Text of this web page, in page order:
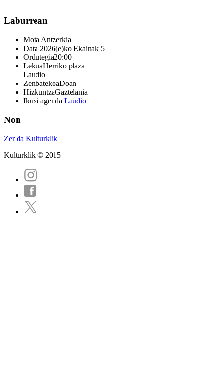
Laburrean
Mota Antzerkia
Data 2026(e)ko Ekainak 5
Ordutegia20:00
LekuaHerriko plaza
Laudio
ZenbatekoaDoan
HizkuntzaGaztelania
Ikusi agenda Laudio
Non
Zer da Kulturklik
Kulturklik © 2015